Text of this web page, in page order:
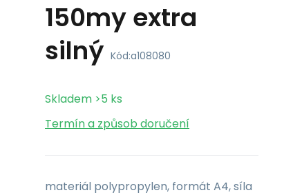
150my extra
silný Kód:a108080
Skladem >5 ks
Termín a způsob doručení
materiál polypropylen, formát A4, síla